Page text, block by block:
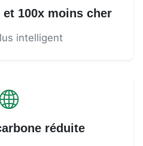
100x moins cher
intelligent
réduite